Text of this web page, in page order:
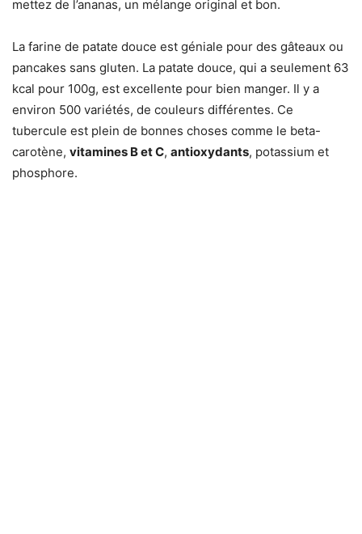
mettez de l’ananas, un mélange original et bon.
La farine de patate douce est géniale pour des gâteaux ou
pancakes sans gluten. La patate douce, qui a seulement 63
kcal pour 100g, est excellente pour bien manger. Il y a
environ 500 variétés, de couleurs différentes. Ce
tubercule est plein de bonnes choses comme le beta-
carotène, vitamines B et C, antioxydants, potassium et
phosphore.